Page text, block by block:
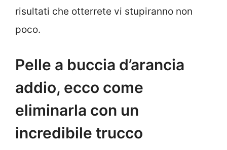
risultati che otterrete vi stupiranno non
poco.
Pelle a buccia d’arancia
addio, ecco come
eliminarla con un
incredibile trucco